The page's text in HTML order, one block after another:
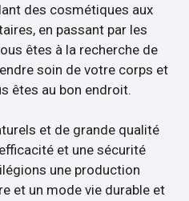
des cosmétiques aux
en passant par les
êtes à la recherche de
soin de votre corps et
êtes au bon endroit.
et de grande qualité
et une sécurité
une production
et un mode vie durable et